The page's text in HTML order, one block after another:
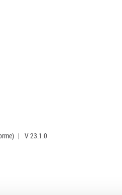
| V 23.1.0